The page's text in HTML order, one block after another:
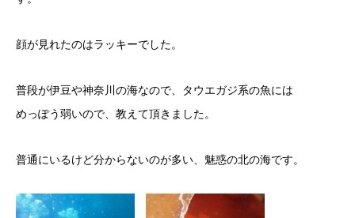
顔が見れたのはラッキーでした。
普段が伊豆や神奈川の海なので、タウエガジ系の魚には
めっぽう弱いので、教えて頂きました。
普通にいるけど分からないのが多い、魅惑の北の海です。